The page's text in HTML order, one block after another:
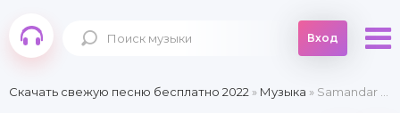
Вход
Скачать свежую песню бесплатно 2022 » Музыка » Samandar Ergashev - Pora pora